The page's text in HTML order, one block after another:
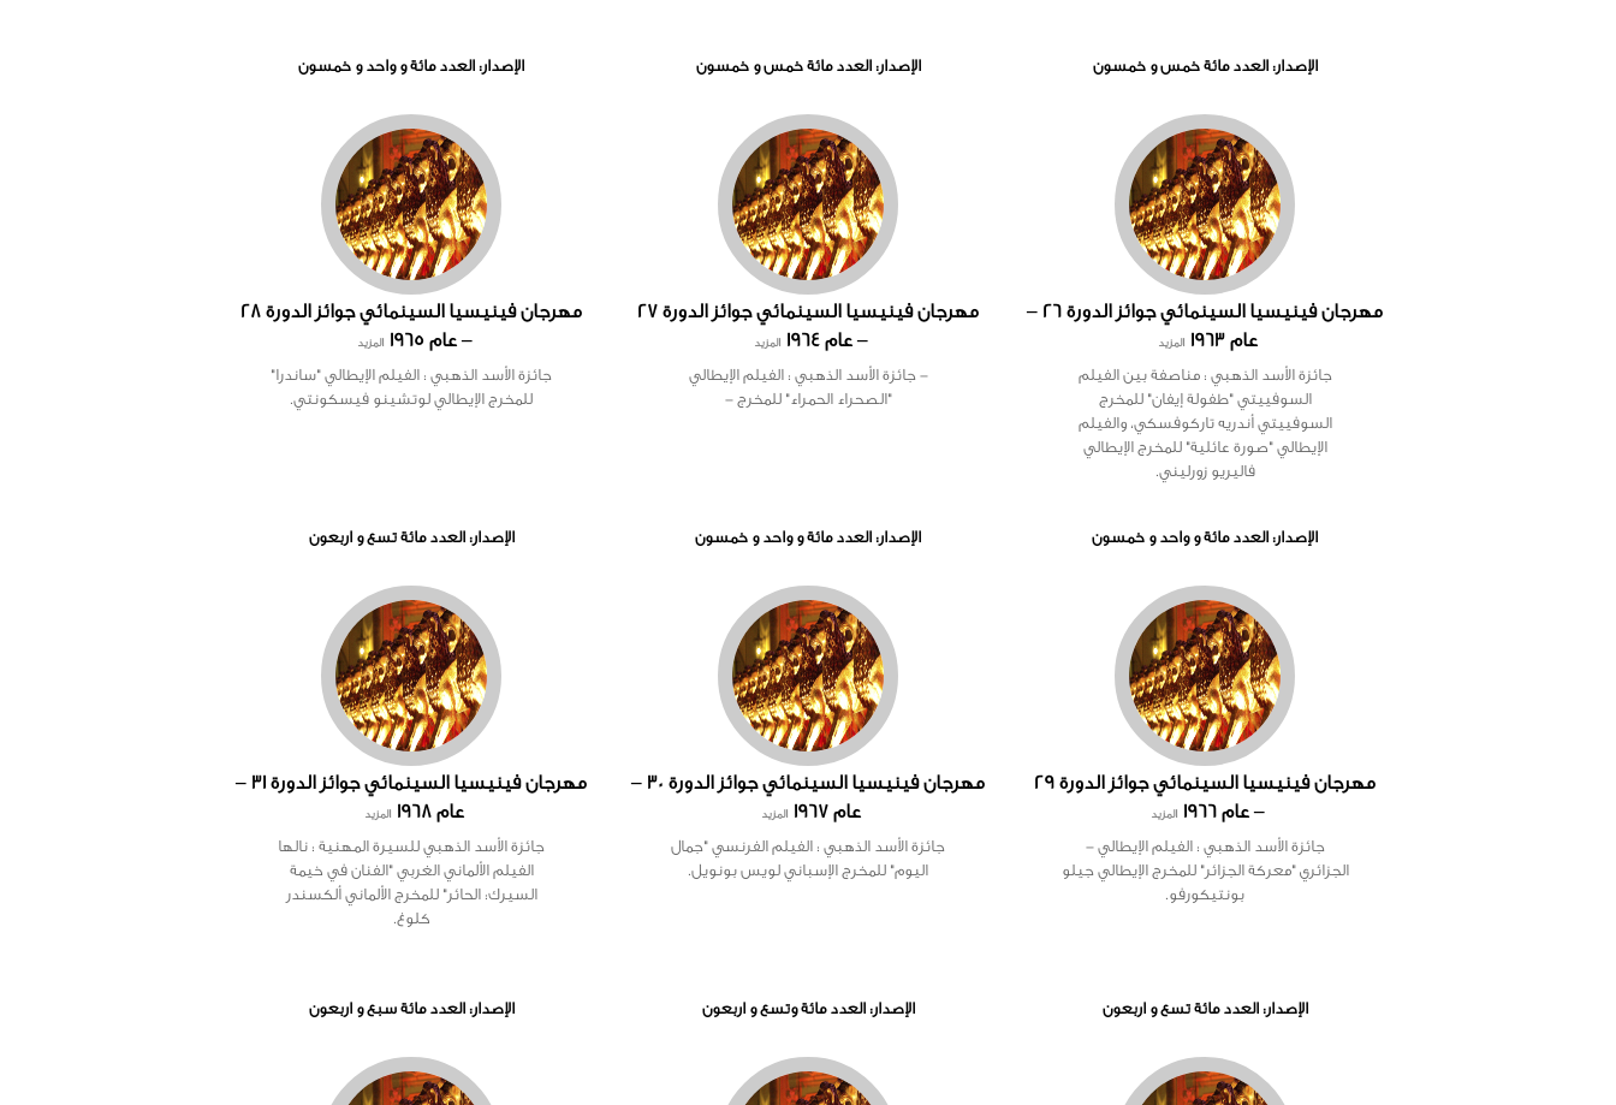
الإصدار: العدد مائة خمس و خمسون الإصدار: العدد مائة خمس و خمسون الإصدار: العدد مائة و واحد و خمسون
مهرجان فينيسيا السينمائي جوائز الدورة 26 –
عام 1963
المزيد
جائزة الأسد الذهبي : مناصفة بين الفيلم
السوفييتي "طفولة إيفان" للمخرج
السوفييتي أندريه تاركوفسكي، والفيلم
الإيطالي "صورة عائلية" للمخرج الإيطالي
فاليريو زورليني.
الإصدار: العدد مائة و واحد و خمسون
مهرجان فينيسيا السينمائي جوائز الدورة 27
– عام 1964
المزيد
- جائزة الأسد الذهبي : الفيلم الإيطالي
"الصحراء الحمراء" للمخرج -
الإصدار: العدد مائة و واحد و خمسون
مهرجان فينيسيا السينمائي جوائز الدورة 28
– عام 1965
المزيد
جائزة الأسد الذهبي : الفيلم الإيطالي "ساندرا"
للمخرج الإيطالي لوتشينو فيسكونتي.
الإصدار: العدد مائة تسع و اربعون
مهرجان فينيسيا السينمائي جوائز الدورة 29
– عام 1966
المزيد
جائزة الأسد الذهبي : الفيلم الإيطالي -
الجزائري "معركة الجزائر" للمخرج الإيطالي جيلو
بونتيكورفو.
الإصدار: العدد مائة تسع و اربعون
مهرجان فينيسيا السينمائي جوائز الدورة 30 –
عام 1967
المزيد
جائزة الأسد الذهبي : الفيلم الفرنسي "جمال
اليوم" للمخرج الإسباني لويس بونويل.
الإصدار: العدد مائة وتسع و اربعون
مهرجان فينيسيا السينمائي جوائز الدورة 31 –
عام 1968
المزيد
جائزة الأسد الذهبي للسيرة المهنية : نالها
الفيلم الألماني الغربي "الفنان في خيمة
السيرك: الحائر" للمخرج الألماني ألكسندر
كلوغ.
الإصدار: العدد مائة سبع و اربعون